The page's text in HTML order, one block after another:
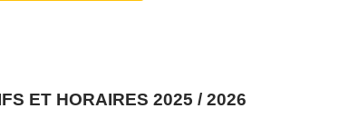
ET HORAIRES 2025 / 2026